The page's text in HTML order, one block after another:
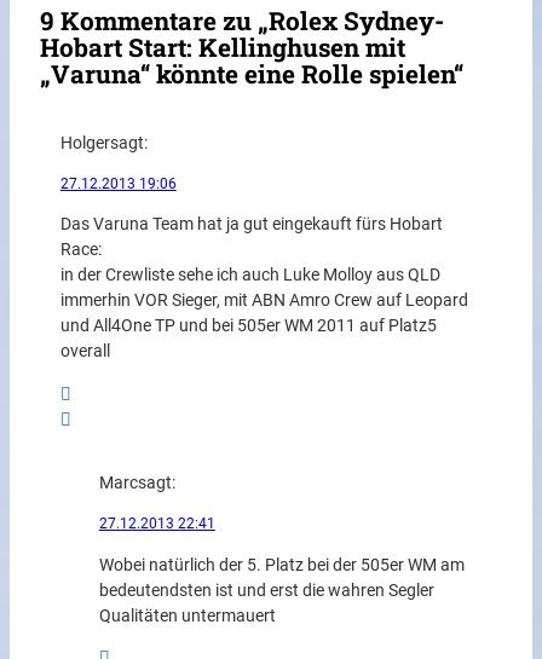
9 Kommentare zu „Rolex Sydney-
Hobart Start: Kellinghusen mit
„Varuna“ könnte eine Rolle spielen“
Holgersagt:
27.12.2013 19:06
Das Varuna Team hat ja gut eingekauft fürs Hobart
Race:
in der Crewliste sehe ich auch Luke Molloy aus QLD
immerhin VOR Sieger, mit ABN Amro Crew auf Leopard
und All4One TP und bei 505er WM 2011 auf Platz5
overall
Marcsagt:
27.12.2013 22:41
Wobei natürlich der 5. Platz bei der 505er WM am
bedeutendsten ist und erst die wahren Segler
Qualitäten untermauert